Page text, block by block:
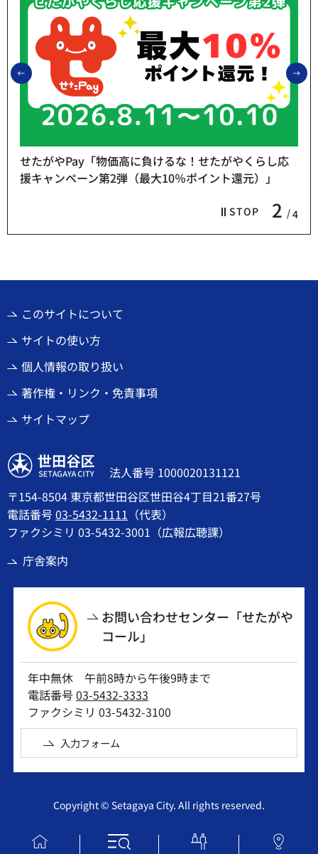
前のスライドを表示
STOP 2 4
せたがやPay「物価高に負けるな！せたがやくらし応
援キャンペーン第2弾（最大10％ポイント還元）」
このサイトについて
サイトの使い方
個人情報の取り扱い
著作権・リンク・免責事項
サイトマップ
世田谷区
法人番号 1000020131121
〒154-8504 東京都世田谷区世田谷4丁目21番27号
電話番号03-5432-1111 （代表）
ファクシミリ 03-5432-3001（広報広聴課）
庁舎案内
お問い合わせセンター「せたがや
コール」
年中無休 午前8時から午後9時まで
電話番号03-5432-3333
ファクシミリ 03-5432-3100
入力フォーム
Copyright © Setagaya City. All rights reserved.